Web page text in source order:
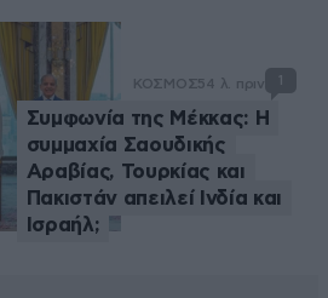
ΚΟΣΜΟΣ54 λ. πριν
Συμφωνία της Μέκκας: Η
συμμαχία Σαουδικής
Αραβίας, Τουρκίας και
Πακιστάν απειλεί Ινδία και
Ισραήλ;